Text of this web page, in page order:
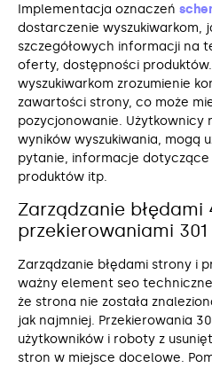
Implementacja oznaczeń
dostarczenie wyszukiwarkom,
szczegółowych informacji na
oferty, dostępności
wyszukiwarkom zrozumienie
zawartości strony, co może
pozycjonowanie. Użytkownicy
wyników wyszukiwania, mogą
pytanie, informacje
produktów itp.
Zarządzanie błędami
przekierowaniami 301
Zarządzanie błędami strony i
ważny element seo
że strona nie została
jak najmniej. Przekierowania
użytkowników i roboty z
stron w miejsce docelowe.